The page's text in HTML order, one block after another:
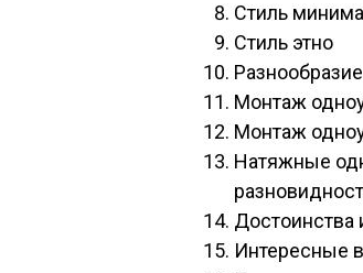
Стиль
Стиль этно
Монтаж
Монтаж
Натяжные
Достоинства
Интересные